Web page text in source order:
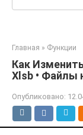
Главная » Функции
Как
Xlsb • Файлы
Опубликовано: